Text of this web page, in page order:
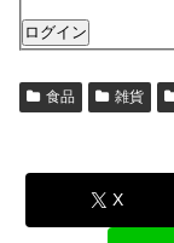
ログイン
食品 雑貨
X